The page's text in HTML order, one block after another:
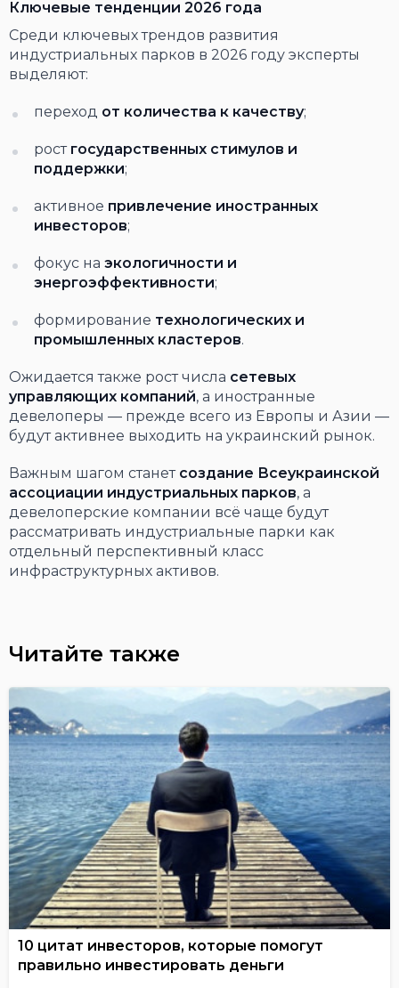
Ключевые тенденции 2026 года
Среди ключевых трендов развития
индустриальных парков в 2026 году эксперты
выделяют:
переход от количества к качеству;
рост государственных стимулов и
поддержки;
активное привлечение иностранных
инвесторов;
фокус на экологичности и
энергоэффективности;
формирование технологических и
промышленных кластеров.
Ожидается также рост числа сетевых
управляющих компаний, а иностранные
девелоперы — прежде всего из Европы и Азии —
будут активнее выходить на украинский рынок.
Важным шагом станет создание Всеукраинской
ассоциации индустриальных парков, а
девелоперские компании всё чаще будут
рассматривать индустриальные парки как
отдельный перспективный класс
инфраструктурных активов.
Читайте также
10 цитат инвесторов, которые помогут
правильно инвестировать деньги